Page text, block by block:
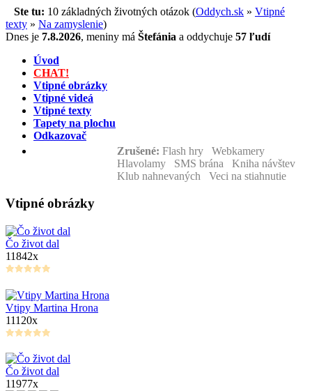
Ste tu: 10 základných životných otázok (Oddych.sk » Vtipné
texty » Na zamyslenie)
Dnes je 7.8.2026, meniny má Štefánia a oddychuje 57 ľudí
Úvod
CHAT!
Vtipné obrázky
Vtipné videá
Vtipné texty
Tapety na plochu
Odkazovač
Zrušené: Flash hry Webkamery
Hlavolamy SMS brána Kniha návštev
Klub nahnevaných Veci na stiahnutie
Vtipné obrázky
Čo život dal
11842x
Vtipy Martina Hrona
11120x
Čo život dal
11977x